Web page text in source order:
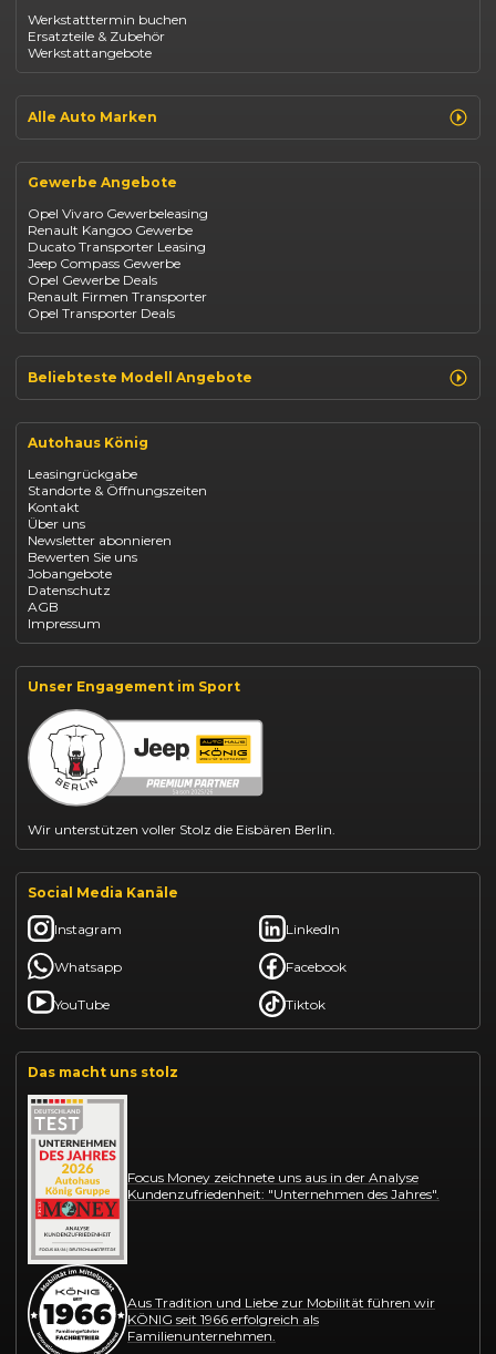
Fiat 500
Dacia Duster
Dacia Sandero
Jeep Compass
Suzuki Vitara
Suzuki Swift
Mazda CX-30
Werkstatttermin buchen
Ersatzteile & Zubehör
Werkstattangebote
Alle Auto Marken
Opel
Fiat
Jeep
Suzuki
BYD
Kia
Mazda
Citroën
Abarth
Fiat Professional
Gewerbe Angebote
Opel Vivaro Gewerbeleasing
Renault Kangoo Gewerbe
Ducato Transporter Leasing
Jeep Compass Gewerbe
Opel Gewerbe Deals
Renault Firmen Transporter
Opel Transporter Deals
Beliebteste Modell Angebote
Renault Arkana Leasing
Renault Captur Leasing
Opel Astra leasen
Opel Mokka kaufen
Opel Grandland finanzieren
Opel Vivaro Gewerbeleasing
Fiat 500 finanzieren
Fiat Panda leasen
Dacia Duster finanzieren
Dacia Sandero kaufen
Dacia Jogger leasen
Jeep Compass leasen
Jeep Renegade finanzieren
Suzuki Swift finanzieren
BYD Dolphin finanzieren
Kia Ceed finanzieren
Kia Sportage leasen
Mazda CX-30 finanzieren
Citroën C3 leasen
Autohaus König
Leasingrückgabe
Standorte & Öffnungszeiten
Kontakt
Über uns
Newsletter abonnieren
Bewerten Sie uns
Jobangebote
Datenschutz
AGB
Impressum
Unser Engagement im Sport
Wir unterstützen voller Stolz die Eisbären Berlin.
Social Media Kanäle
Instagram LinkedIn
Whatsapp Facebook
YouTube Tiktok
Das macht uns stolz
Focus Money zeichnete uns aus in der Analyse
Kundenzufriedenheit: "Unternehmen des Jahres".
Aus Tradition und Liebe zur Mobilität führen wir
KÖNIG seit 1966 erfolgreich als
Familienunternehmen.